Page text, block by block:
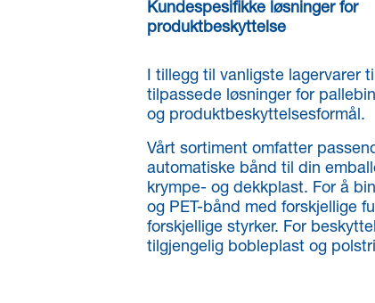
Kundespesifikke løsninger for
produktbeskyttelse
I tillegg til vanligste lagervarer
tilpassede løsninger for
og produktbeskyttelsesformål.
Vårt sortiment omfatter
automatiske bånd til din
krympe- og dekkplast. For å
og PET-bånd med forskjellige
forskjellige styrker. For
tilgjengelig bobleplast og